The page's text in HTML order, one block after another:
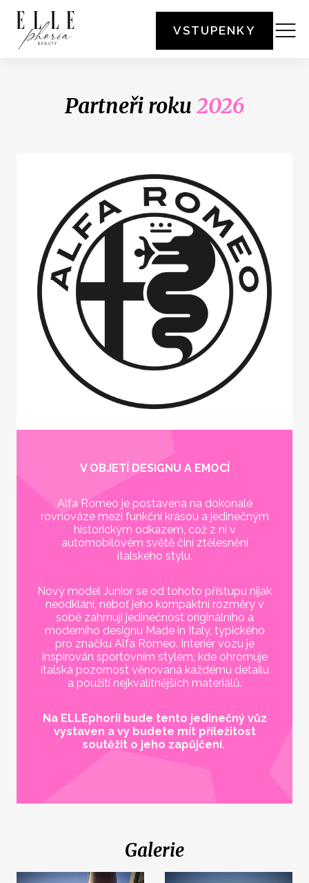
VSTUPENKY
Partneři roku 2026
V OBJETÍ DESIGNU A EMOCÍ
Alfa Romeo je postavena na dokonalé
rovnováze mezi funkční krásou a jedinečným
historickým odkazem, což z ní v
automobilovém světě činí ztělesnění
italského stylu.
Nový model Junior se od tohoto přístupu nijak
neodklání, neboť jeho kompaktní rozměry v
sobě zahrnují jedinečnost originálního a
moderního designu Made in Italy, typického
pro značku Alfa Romeo. Interiér vozu je
inspirován sportovním stylem, kde ohromuje
italská pozornost věnovaná každému detailu
a použití nejkvalitnějších materiálů.
Na ELLEphorii bude tento jedinečný vůz
vystaven a vy budete mít příležitost
soutěžit o jeho zapůjčení.
Galerie